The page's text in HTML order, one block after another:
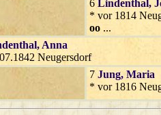
6 Lindenthal,
* vor 1814
oo ...
, Anna
Neugersdorf
7 Jung, Maria
* vor 1816